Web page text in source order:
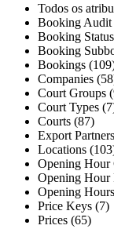
Todos os
Booking Audit
Booking
Booking
Bookings
Companies
Court Groups
Court Types
Courts (87)
Export
Locations
Opening Hour
Opening Hour
Opening
Price Keys (7)
Prices (65)